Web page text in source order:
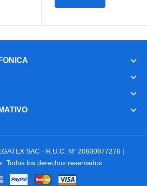
keyboard_arrow_down
keyboard_arrow_down
keyboard_arrow_down
keyboard_arrow_down
SAC - R.U.C. N° 20600877276 |
. Todos los derechos reservados.